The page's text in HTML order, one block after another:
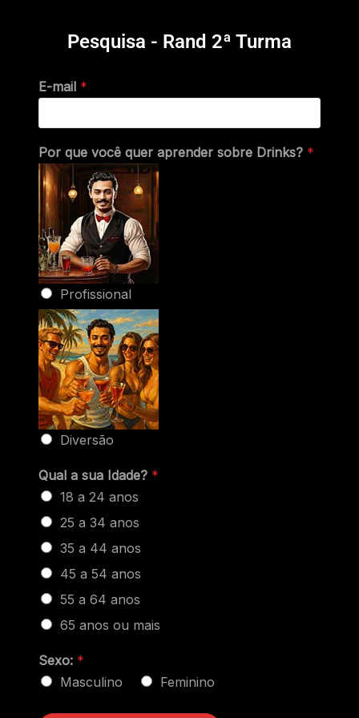
Pesquisa - Rand 2ª Turma
E-mail *
Por que você quer aprender sobre Drinks? *
Profissional
Diversão
Qual a sua Idade? *
18 a 24 anos
25 a 34 anos
35 a 44 anos
45 a 54 anos
55 a 64 anos
65 anos ou mais
Sexo: *
Masculino
Feminino